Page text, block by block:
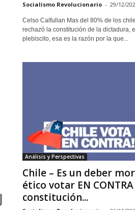
Socialismo Revolucionario - 29/12/
Celso Calfullan Mas del 80% de los
rechazó la constitución de la dictadura,
plebiscito, esa es la razón por la que...
Análisis y Perspectivas
Chile – Es un deber
ético votar EN
constitución...